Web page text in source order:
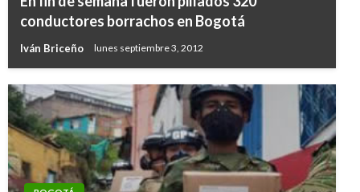
conductores borrachos en Bogotá
Iván Briceño lunes septiembre 3, 2012